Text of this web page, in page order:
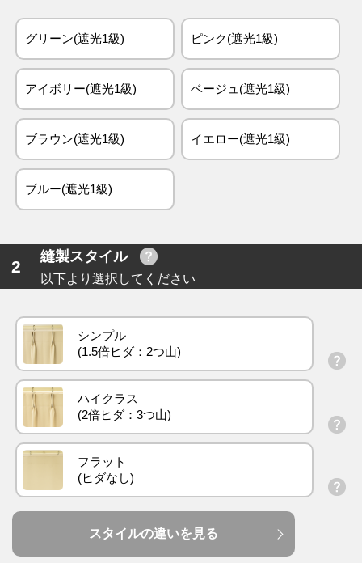
グリーン(遮光1級) ピンク(遮光1級)
アイボリー(遮光1級) ベージュ(遮光1級)
ブラウン(遮光1級) イエロー(遮光1級)
ブルー(遮光1級)
2
縫製スタイル
以下より選択してください
シンプル
ハイクラス
フラット
スタイルの違いを見る